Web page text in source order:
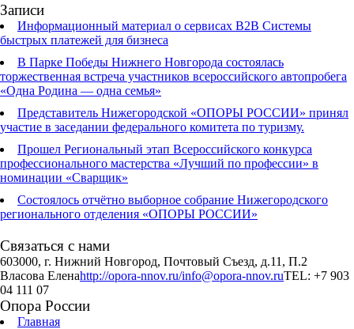
Записи
Информационный материал о сервисах В2В Системы
быстрых платежей для бизнеса
В Парке Победы Нижнего Новгорода состоялась
торжественная встреча участников всероссийского автопробега
«Одна Родина — одна семья»
Представитель Нижегородской «ОПОРЫ РОССИИ» принял
участие в заседании федерального комитета по туризму.
Прошел Региональный этап Всероссийского конкурса
профессионального мастерства «Лучший по профессии» в
номинации «Сварщик»
Состоялось отчётно выборное собрание Нижегородского
регионального отделения «ОПОРЫ РОССИИ»
Связаться с нами
603000, г. Нижний Новгород, Почтовый Съезд, д.11, П.2
Власова Еленаhttp://opora-nnov.ru/info@opora-nnov.ruTEL: +7 903
04 111 07
Опора России
Главная